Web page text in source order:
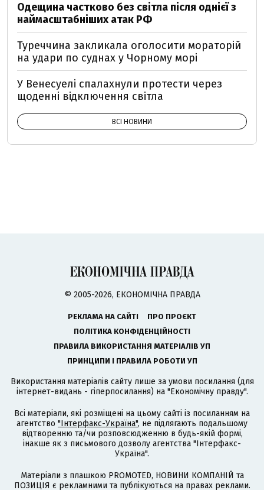
Одещина частково без світла після однієї з
наймасштабніших атак РФ
Туреччина закликала оголосити мораторій
на удари по суднах у Чорному морі
У Венесуелі спалахнули протести через
щоденні відключення світла
ВСІ НОВИНИ
© 2005-2026, ЕКОНОМІЧНА ПРАВДА
РЕКЛАМА НА САЙТІ
ПРО ПРОЄКТ
ПОЛІТИКА КОНФІДЕНЦІЙНОСТІ
ПРАВИЛА ВИКОРИСТАННЯ МАТЕРІАЛІВ УП
ПРИНЦИПИ І ПРАВИЛА РОБОТИ УП
Використання матеріалів сайту лише за умови посилання (для
інтернет-видань - гіперпосилання) на "Економічну правду".
Всі матеріали, які розміщені на цьому сайті із посиланням на
агентство "Інтерфакс-Україна", не підлягають подальшому
відтворенню та/чи розповсюдженню в будь-якій формі,
інакше як з письмового дозволу агентства "Інтерфакс-
Україна".
Матеріали з плашкою PROMOTED, НОВИНИ КОМПАНІЙ та
ПОЗИЦІЯ є рекламними та публікуються на правах реклами.